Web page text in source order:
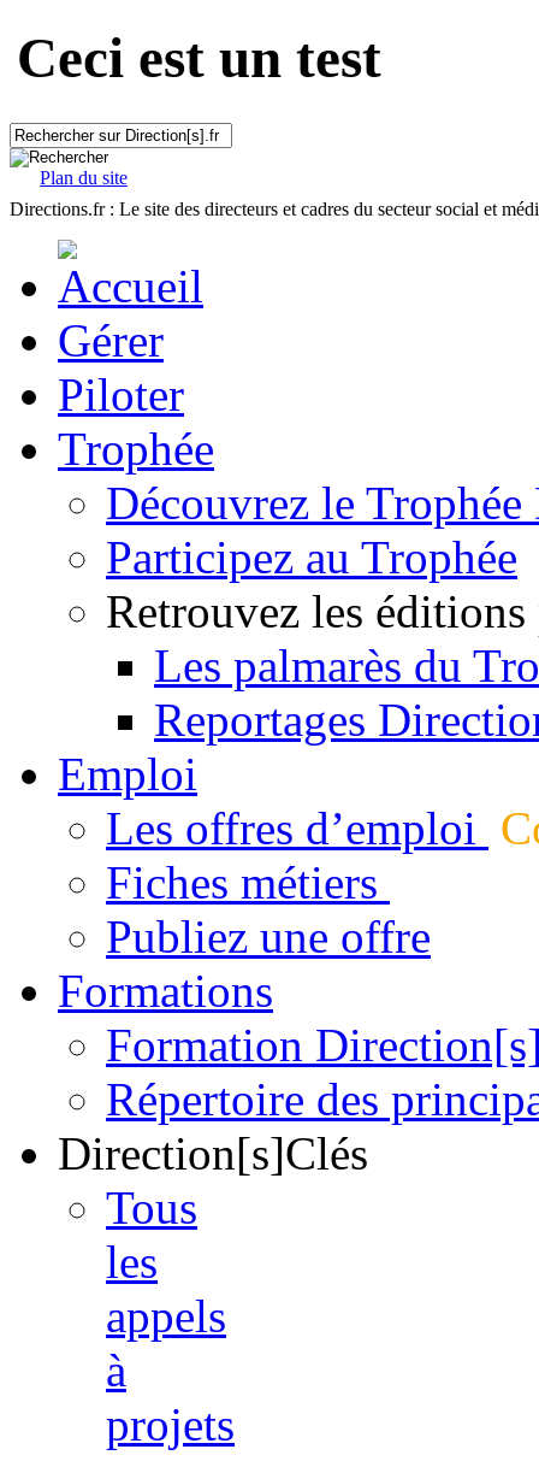
Ceci est un test
Plan du site
Directions.fr : Le site des directeurs et cadres du secteur social et
Gérer
Piloter
Trophée
Découvrez le
Participez au Trophée
Retrouvez les éditions
Les palmarès du
Reportages
Emploi
Les offres d’emploi
Fiches métiers
Publiez une offre
Formations
Formation
Répertoire des
Direction[s]Clés
Tous
les
appels
à
projets